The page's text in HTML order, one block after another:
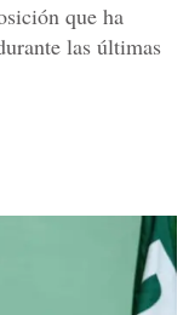
que ha
las últimas